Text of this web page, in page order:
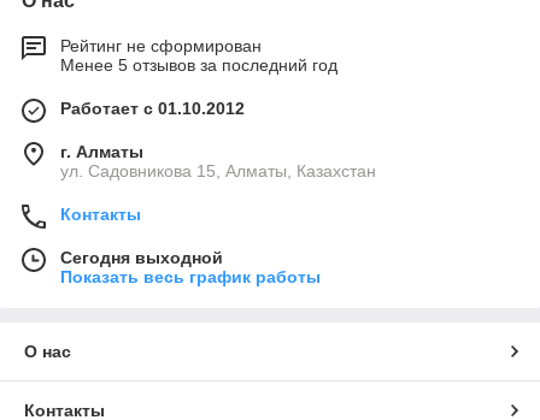
Рейтинг не сформирован
Менее 5 отзывов за последний год
Работает с 01.10.2012
г. Алматы
ул. Садовникова 15, Алматы, Казахстан
Контакты
Сегодня выходной
Показать весь график работы
О нас
Контакты